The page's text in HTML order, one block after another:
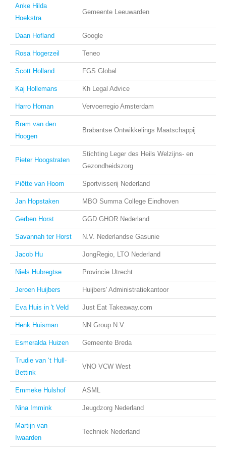
Anke Hilda
Hoekstra
Gemeente Leeuwarden
Daan Hofland Google
Rosa Hogerzeil Teneo
Scott Holland FGS Global
Kaj Hollemans Kh Legal Advice
Harro Homan Vervoerregio Amsterdam
Bram van den
Hoogen
Brabantse Ontwikkelings Maatschappij
Pieter Hoogstraten
Stichting Leger des Heils Welzijns- en
Gezondheidszorg
Piëtte van Hoorn Sportvisserij Nederland
Jan Hopstaken MBO Summa College Eindhoven
Gerben Horst GGD GHOR Nederland
Savannah ter Horst N.V. Nederlandse Gasunie
Jacob Hu JongRegio, LTO Nederland
Niels Hubregtse Provincie Utrecht
Jeroen Huijbers Huijbers' Administratiekantoor
Eva Huis in 't Veld Just Eat Takeaway.com
Henk Huisman NN Group N.V.
Esmeralda Huizen Gemeente Breda
Trudie van ‘t Hull-
Bettink
VNO VCW West
Emmeke Hulshof ASML
Nina Immink Jeugdzorg Nederland
Martijn van
Iwaarden
Techniek Nederland